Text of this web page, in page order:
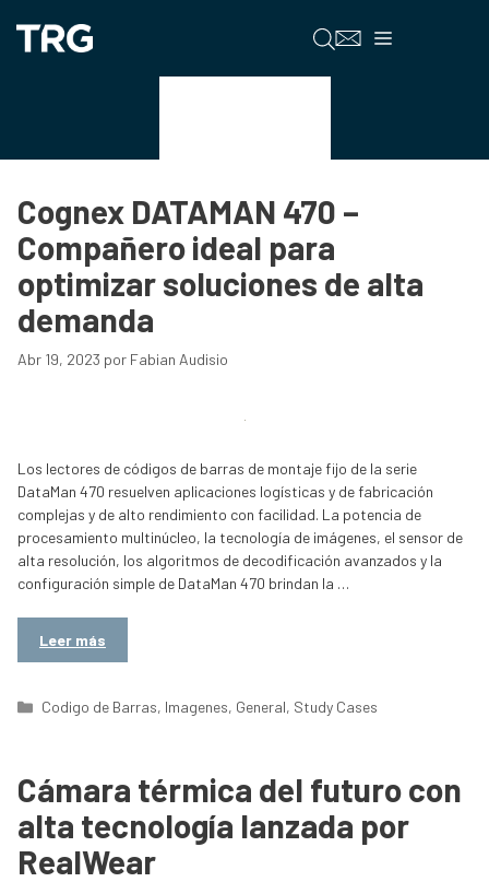
contenido
Menú
Cognex DATAMAN 470 –
Compañero ideal para
optimizar soluciones de alta
demanda
Abr 19, 2023 por Fabian Audisio
Los lectores de códigos de barras de montaje fijo de la serie
DataMan 470 resuelven aplicaciones logísticas y de fabricación
complejas y de alto rendimiento con facilidad. La potencia de
procesamiento multinúcleo, la tecnología de imágenes, el sensor de
alta resolución, los algoritmos de decodificación avanzados y la
configuración simple de DataMan 470 brindan la …
Leer más
Categorías
Codigo de Barras, Imagenes, General, Study Cases
Cámara térmica del futuro con
alta tecnología lanzada por
RealWear